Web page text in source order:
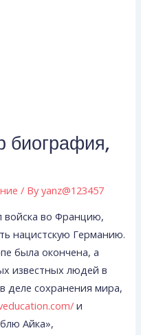
биография,
/ Byyanz@123457
войска во Францию,
нацистскую Германию.
была окончена, а
известных людей в
деле сохранения мира,
и
Айка»,